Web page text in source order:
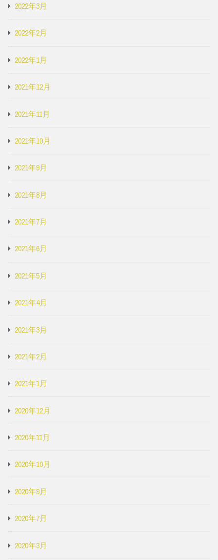
2022年3月
2022年2月
2022年1月
2021年12月
2021年11月
2021年10月
2021年9月
2021年8月
2021年7月
2021年6月
2021年5月
2021年4月
2021年3月
2021年2月
2021年1月
2020年12月
2020年11月
2020年10月
2020年9月
2020年7月
2020年3月